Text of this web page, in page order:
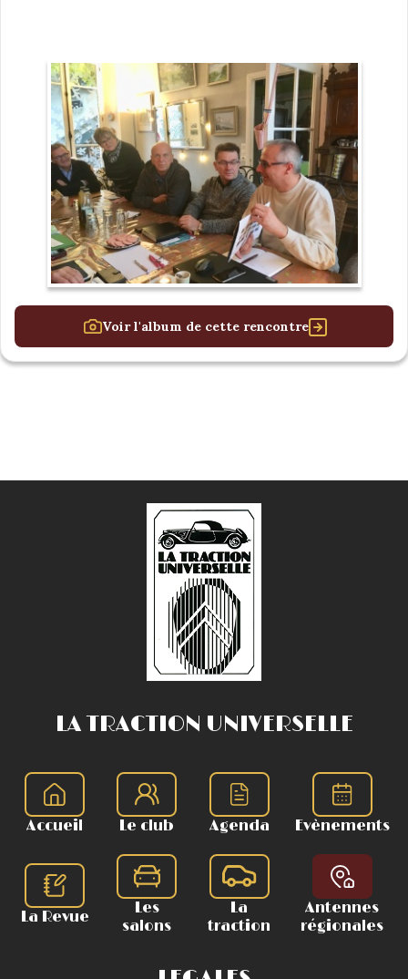
Voir l'album de cette rencontre
LA TRACTION UNIVERSELLE
Accueil Le club Agenda Evènements
La Revue
Les
salons
La
traction
Antennes
régionales